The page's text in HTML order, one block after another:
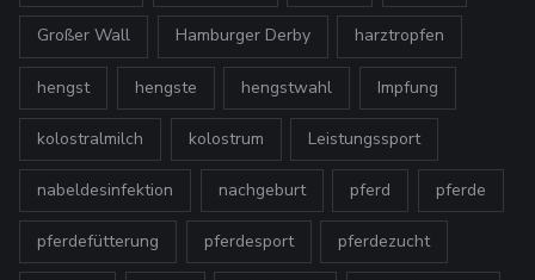
Großer Wall Hamburger Derby harztropfen
hengst hengste hengstwahl Impfung
kolostralmilch kolostrum Leistungssport
nabeldesinfektion nachgeburt pferd pferde
pferdefütterung pferdesport pferdezucht